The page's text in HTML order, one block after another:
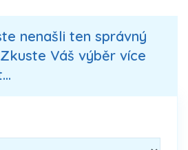
nenašli ten správný
Váš výběr více